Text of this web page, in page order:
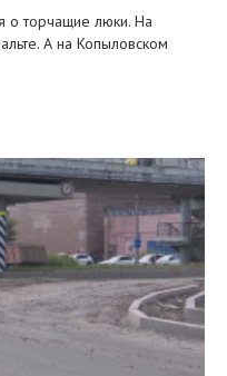
о торчащие люки. На
А на Копыловском